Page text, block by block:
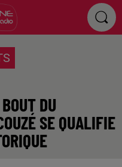
DU
SE QUALIFIE